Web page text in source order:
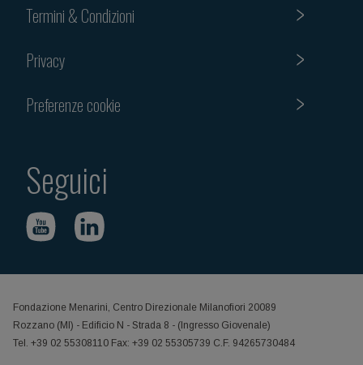
Termini & Condizioni
Privacy
Preferenze cookie
Seguici
Fondazione Menarini, Centro Direzionale Milanofiori 20089
Rozzano (MI) - Edificio N - Strada 8 - (Ingresso Giovenale)
Tel. +39 02 55308110 Fax: +39 02 55305739 C.F. 94265730484